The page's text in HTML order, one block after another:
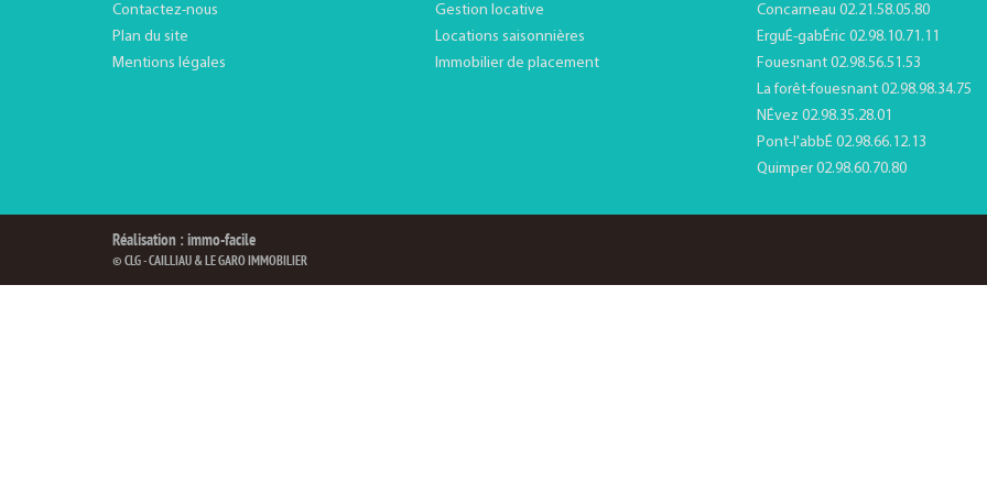
Contactez-nous
Plan du site
Mentions légales
Gestion locative
Locations saisonnières
Immobilier de placement
Concarneau 02.21.58.05.80
ErguÉ-gabÉric 02.98.10.71.11
Fouesnant 02.98.56.51.53
La forêt-fouesnant 02.98.98.34.75
NÉvez 02.98.35.28.01
Pont-l'abbÉ 02.98.66.12.13
Quimper 02.98.60.70.80
Réalisation : immo-facile
© CLG - CAILLIAU & LE GARO IMMOBILIER